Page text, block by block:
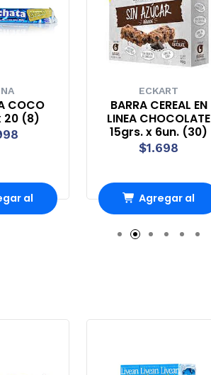
COCO
20 (8)
al
ECKART
BARRA CEREAL EN
LINEA CHOCOLATE
15grs. x 6un. (30)
$1.698
Agregar al
carrito